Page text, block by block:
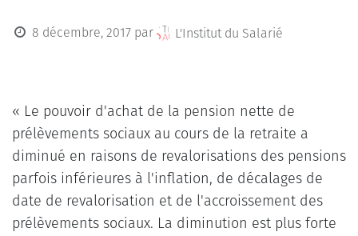
8 décembre, 2017 par L'Institut du Salarié
« Le pouvoir d'achat de la pension nette de
prélèvements sociaux au cours de la retraite a
diminué en raisons de revalorisations des pensions
parfois inférieures à l'inflation, de décalages de
date de revalorisation et de l'accroissement des
prélèvements sociaux. La diminution est plus forte